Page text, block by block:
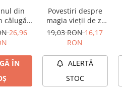
din
călugăr
Un
cuantic.
26,96
ÎN
Povestiri despre
magia vieții de zi
cu zi -
Inseparabilitate
19,03 RON16,17
RON
ALERTĂ
STOC